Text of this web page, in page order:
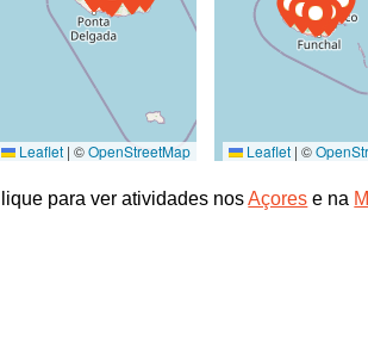
Leaflet | ©OpenStreetMap Leaflet | ©
para ver atividades nosAçores e na